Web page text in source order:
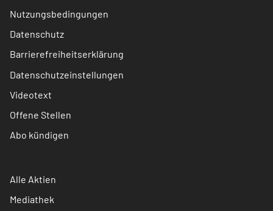
Nutzungsbedingungen
Datenschutz
Barrierefreiheitserklärung
Datenschutzeinstellungen
Videotext
Offene Stellen
Abo kündigen
Alle Aktien
Mediathek